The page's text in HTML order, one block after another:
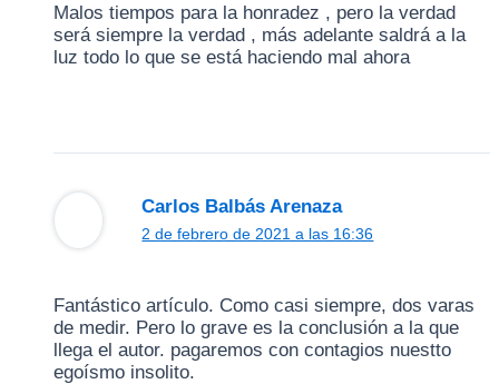
Malos tiempos para la honradez , pero la verdad
será siempre la verdad , más adelante saldrá a la
luz todo lo que se está haciendo mal ahora
Carlos Balbás Arenaza
2 de febrero de 2021 a las 16:36
Fantástico artículo. Como casi siempre, dos varas
de medir. Pero lo grave es la conclusión a la que
llega el autor. pagaremos con contagios nuestto
egoísmo insolito.